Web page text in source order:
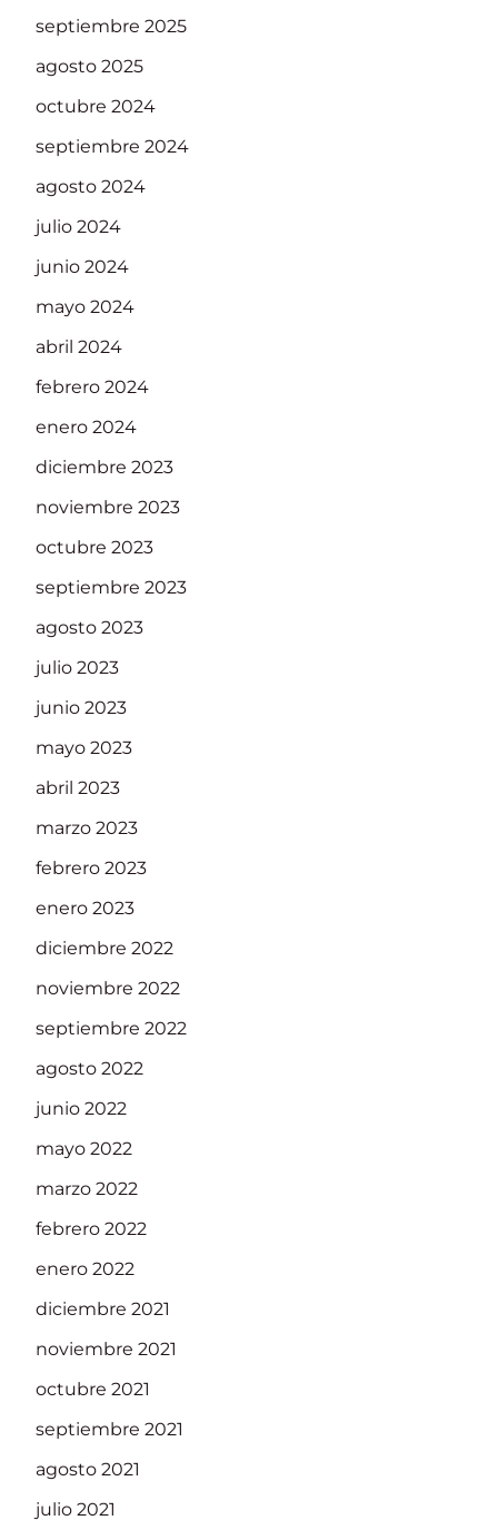
septiembre 2025
agosto 2025
octubre 2024
septiembre 2024
agosto 2024
julio 2024
junio 2024
mayo 2024
abril 2024
febrero 2024
enero 2024
diciembre 2023
noviembre 2023
octubre 2023
septiembre 2023
agosto 2023
julio 2023
junio 2023
mayo 2023
abril 2023
marzo 2023
febrero 2023
enero 2023
diciembre 2022
noviembre 2022
septiembre 2022
agosto 2022
junio 2022
mayo 2022
marzo 2022
febrero 2022
enero 2022
diciembre 2021
noviembre 2021
octubre 2021
septiembre 2021
agosto 2021
julio 2021